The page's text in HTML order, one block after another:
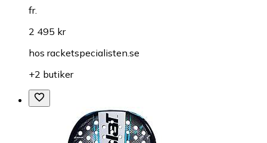
fr.
2 495 kr
hos racketspecialisten.se
+2 butiker